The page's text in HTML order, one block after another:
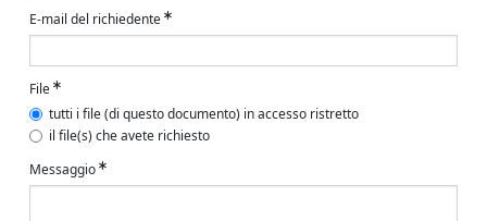
E-mail del richiedente
File
tutti i file (di questo documento) in accesso ristretto
il file(s) che avete richiesto
Messaggio